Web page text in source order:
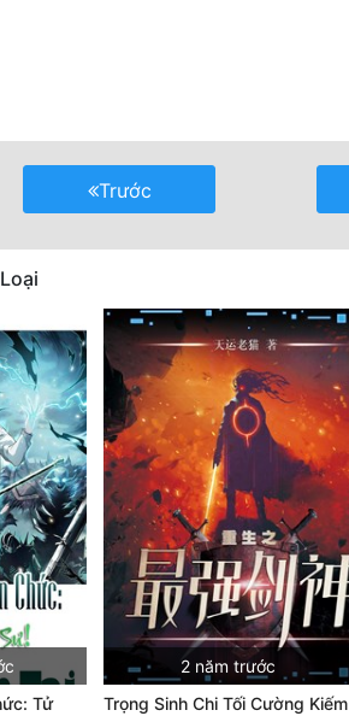
Trước
Tử
2 năm trước
Trọng Sinh Chi Tối Cường Kiếm